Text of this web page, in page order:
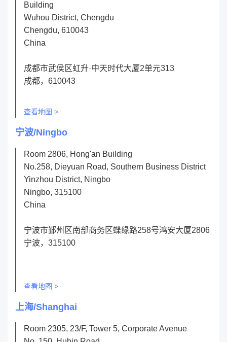
Building
Wuhou District, Chengdu
Chengdu, 610043
China
成都市武侯区虹升·中天时代大厦2单元313
成都，610043
查看地图 >
宁波/Ningbo
Room 2806, Hong'an Building
No.258, Dieyuan Road, Southern Business District
Yinzhou District, Ningbo
Ningbo, 315100
China
宁波市鄞州区南部商务区蝶缘路258号鸿安大厦2806
宁波，315100
查看地图 >
上海/Shanghai
Room 2305, 23/F, Tower 5, Corporate Avenue